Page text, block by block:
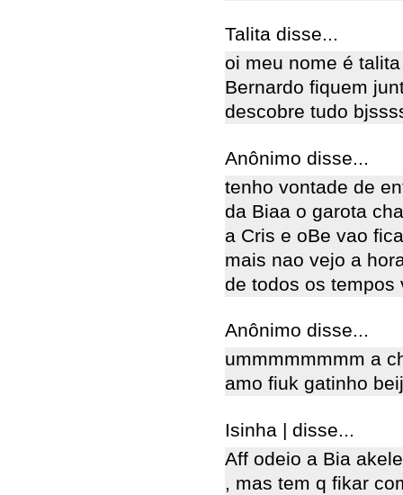
Talita disse...
oi meu nome é
Bernardo fiquem
descobre tudo
Anônimo disse...
tenho vontade de
da Biaa o garota
a Cris e oBe vao
mais nao vejo a
de todos os tempos
Anônimo disse...
ummmmmmmm a
amo fiuk gatinho
Isinha | disse...
Aff odeio a Bia
, mas tem q fikar